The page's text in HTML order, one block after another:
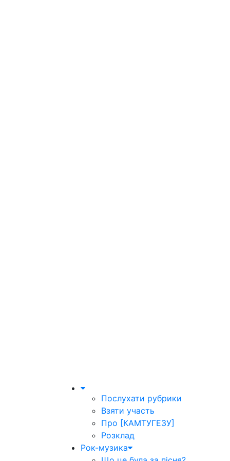
Послухати рубрики
Взяти участь
Про [КАМТУГЕЗУ]
Розклад
Рок-музика